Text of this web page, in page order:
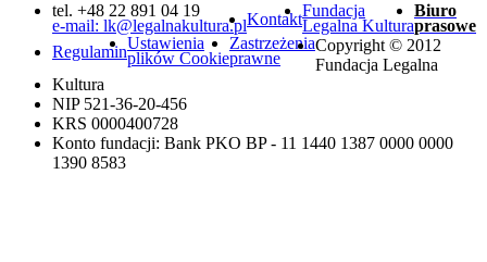
tel. +48 22 891 04 19
e-mail: lk@legalnakultura.plKontaktFundacja
Legalna Kultura
Biuro
prasowe
RegulaminUstawienia
plików Cookie
Zastrzeżenia
prawne
Copyright © 2012
Fundacja Legalna
Kultura
NIP 521-36-20-456
KRS 0000400728
Konto fundacji: Bank PKO BP - 11 1440 1387 0000 0000
1390 8583